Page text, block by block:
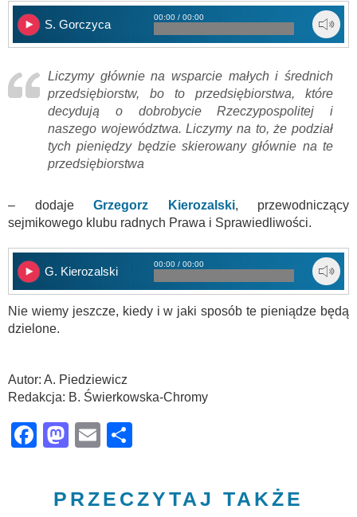
S. Gorczyca
00:00 / 00:00
Liczymy głównie na wsparcie małych i średnich
przedsiębiorstw, bo to przedsiębiorstwa, które
decydują o dobrobycie Rzeczypospolitej i
naszego województwa. Liczymy na to, że podział
tych pieniędzy będzie skierowany głównie na te
przedsiębiorstwa
– dodaje Grzegorz Kierozalski, przewodniczący
sejmikowego klubu radnych Prawa i Sprawiedliwości.
G. Kierozalski
00:00 / 00:00
Nie wiemy jeszcze, kiedy i w jaki sposób te pieniądze będą
dzielone.
Autor: A. Piedziewicz
Redakcja: B. Świerkowska-Chromy
Facebook
Mastodon
Email
PRZECZYTAJ TAKŻE